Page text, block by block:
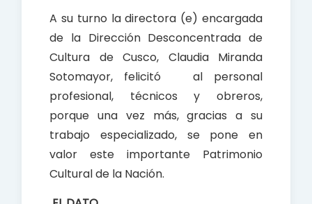
A su turno la directora (e) encargada
de la Dirección Desconcentrada de
Cultura de Cusco, Claudia Miranda
Sotomayor, felicitó al personal
profesional, técnicos y obreros,
porque una vez más, gracias a su
trabajo especializado, se pone en
valor este importante Patrimonio
Cultural de la Nación.